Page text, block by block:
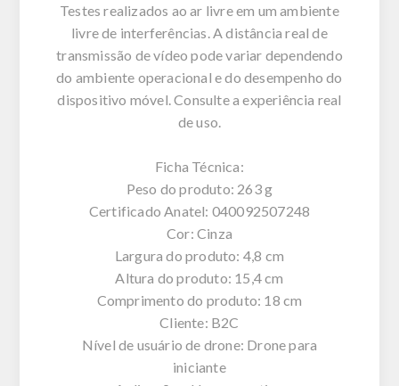
Testes realizados ao ar livre em um ambiente
livre de interferências. A distância real de
transmissão de vídeo pode variar dependendo
do ambiente operacional e do desempenho do
dispositivo móvel. Consulte a experiência real
de uso.
Ficha Técnica:
Peso do produto: 263 g
Certificado Anatel: 040092507248
Cor: Cinza
Largura do produto: 4,8 cm
Altura do produto: 15,4 cm
Comprimento do produto: 18 cm
Cliente: B2C
Nível de usuário de drone: Drone para
iniciante